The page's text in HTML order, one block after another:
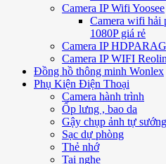
Camera IP Wifi Yoosee
Camera wifi hải
1080P giá rẻ
Camera IP
Camera IP WIFI
Đồng hồ thông minh Wonlex
Phụ Kiện Điện Thoại
Camera hành trình
Ốp lưng , bao da
Gậy chụp ảnh tự sướng
Sạc dự phòng
Thẻ nhớ
Tai nghe